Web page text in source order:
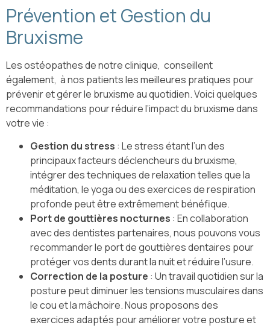
Prévention et Gestion du
Bruxisme
Les ostéopathes de notre clinique, conseillent
également, à nos patients les meilleures pratiques pour
prévenir et gérer le bruxisme au quotidien. Voici quelques
recommandations pour réduire l’impact du bruxisme dans
votre vie :
Gestion du stress : Le stress étant l’un des
principaux facteurs déclencheurs du bruxisme,
intégrer des techniques de relaxation telles que la
méditation, le yoga ou des exercices de respiration
profonde peut être extrêmement bénéfique.
Port de gouttières nocturnes : En collaboration
avec des dentistes partenaires, nous pouvons vous
recommander le port de gouttières dentaires pour
protéger vos dents durant la nuit et réduire l’usure.
Correction de la posture : Un travail quotidien sur la
posture peut diminuer les tensions musculaires dans
le cou et la mâchoire. Nous proposons des
exercices adaptés pour améliorer votre posture et